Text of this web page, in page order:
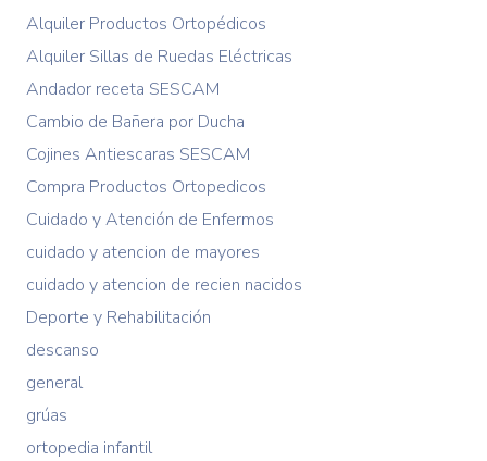
Alquiler Productos Ortopédicos
Alquiler Sillas de Ruedas Eléctricas
Andador receta SESCAM
Cambio de Bañera por Ducha
Cojines Antiescaras SESCAM
Compra Productos Ortopedicos
Cuidado y Atención de Enfermos
cuidado y atencion de mayores
cuidado y atencion de recien nacidos
Deporte y Rehabilitación
descanso
general
grúas
ortopedia infantil